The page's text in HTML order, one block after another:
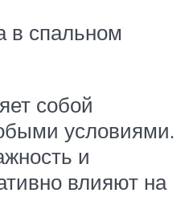
в спальном
собой
условиями.
и
влияют на